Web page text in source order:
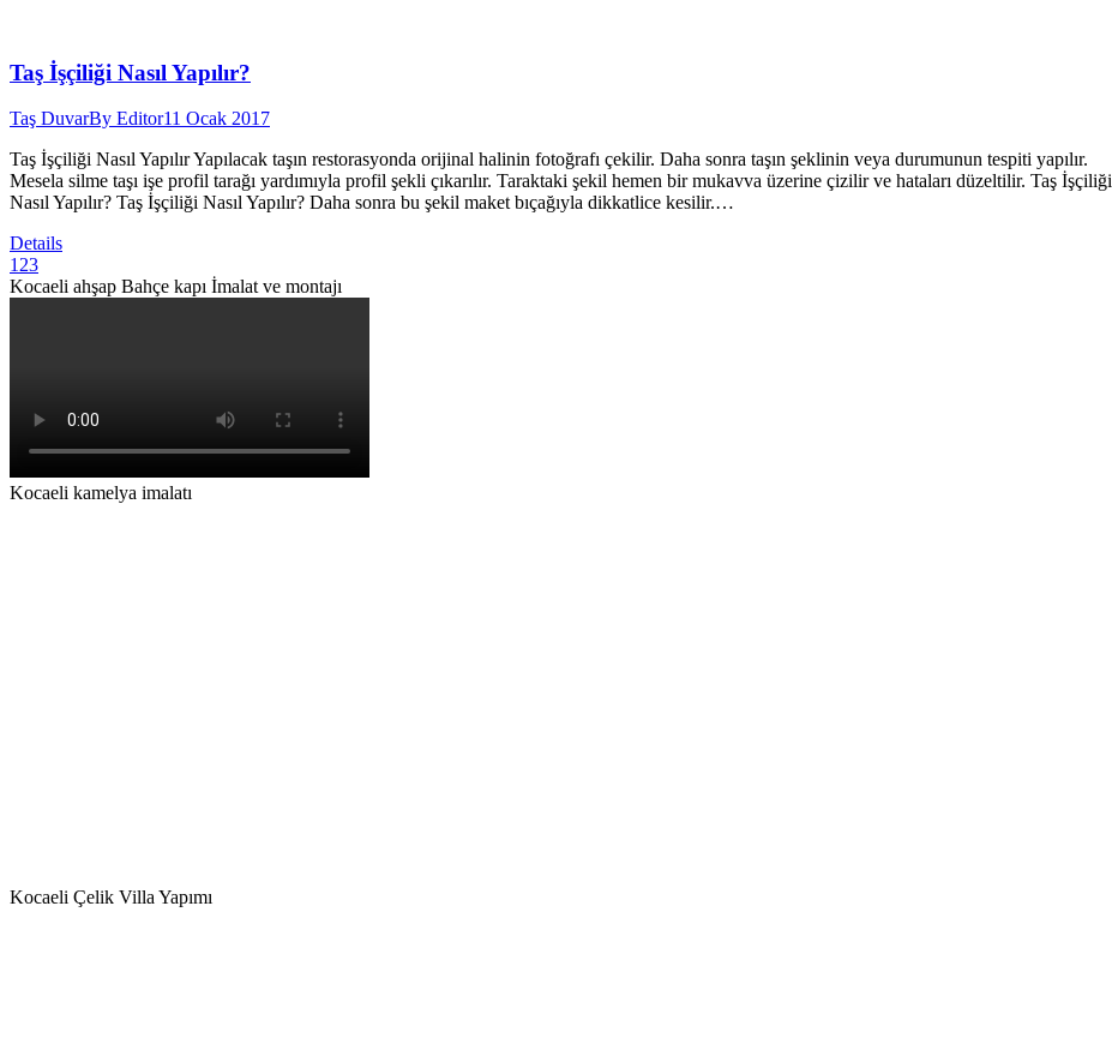
Taş İşçiliği Nasıl Yapılır?
Taş DuvarBy Editor11 Ocak 2017
Taş İşçiliği Nasıl Yapılır Yapılacak taşın restorasyonda orijinal halinin fotoğrafı çekilir. Daha sonra taşın şeklinin veya durumunun tespiti yapılır.
Mesela silme taşı işe profil tarağı yardımıyla profil şekli çıkarılır. Taraktaki şekil hemen bir mukavva üzerine çizilir ve hataları düzeltilir. Taş İşçiliği
Nasıl Yapılır? Taş İşçiliği Nasıl Yapılır? Daha sonra bu şekil maket bıçağıyla dikkatlice kesilir.…
Details
1 23
Kocaeli ahşap Bahçe kapı İmalat ve montajı
Kocaeli kamelya imalatı
Kocaeli Çelik Villa Yapımı